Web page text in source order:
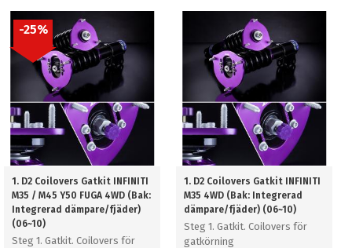
1. D2 Coilovers Gatkit INFINITI
M35 / M45 Y50 FUGA 4WD (Bak:
Integrerad dämpare/fjäder)
(06~10)
Steg 1. Gatkit. Coilovers för
25%
1. D2 Coilovers Gatkit INFINITI
M35 4WD (Bak: Integrerad
dämpare/fjäder) (06~10)
Steg 1. Gatkit. Coilovers för
gatkörning